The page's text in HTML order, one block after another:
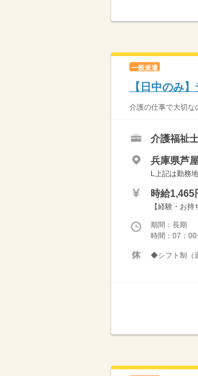
一般派遣
【日中のみ
介護の仕事で大切
介護福祉
兵庫県芦
L上記は勤務
時給1,465
【経験・お
期間：長期
時間：07：
◆シフト制（